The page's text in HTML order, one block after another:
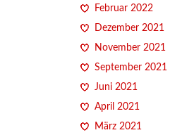
Februar 2022
Dezember 2021
November 2021
September 2021
Juni 2021
April 2021
März 2021